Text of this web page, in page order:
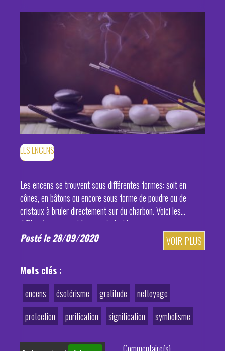
LES ENCENS
Les encens se trouvent sous différentes formes: soit en
cônes, en bâtons ou encore sous forme de poudre ou de
cristaux à bruler directement sur du charbon. Voici les
différents encens et leurs spécificités:
Posté le 28/09/2020
VOIR PLUS
Mots clés :
encens
ésotérisme gratitude
nettoyage
protection
purification signification symbolisme